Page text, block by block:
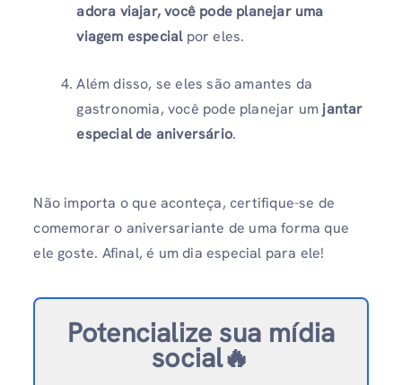
adora viajar, você pode planejar uma
viagem especialpor eles.
Além disso, se eles são amantes da
gastronomia, você pode planejar um jantar
especial de aniversário.
Não importa o que aconteça, certifique-se de
comemorar o aniversariante de uma forma que
ele goste. Afinal, é um dia especial para ele!
Potencialize sua mídia
social🔥